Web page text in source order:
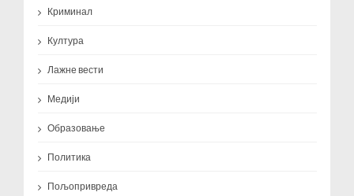
Криминал
Култура
Лажне вести
Медији
Образовање
Политика
Пољопривреда